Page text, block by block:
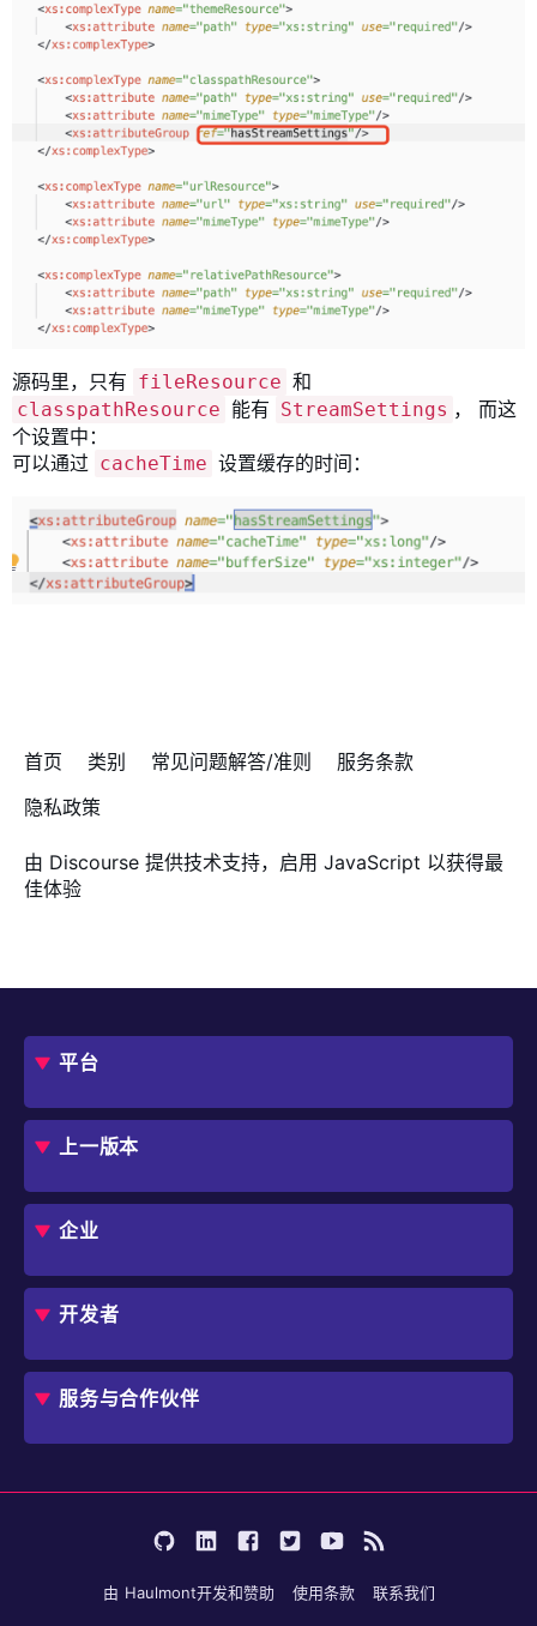
源码里，只有 fileResource 和
classpathResource 能有 StreamSettings ， 而这
个设置中：
可以通过 cacheTime 设置缓存的时间 ：
首页 类别 常见问题解答/准则
服务条款
隐私政策
由 Discourse 提供技术支持，启用 JavaScript 以获得最
佳体验
平台
概述
框架
Studio
扩展组件市场
DevOps 云
业务流程自动化
价格
评估指南
Jmix 适合我的项目吗？
上一版本
CUBA 平台
企业
角色
IT 负责人
独立软件开发商
企业架构师
用户案例
用例
应用程序现代化
避免 SaaS/低代码 供应商费用和限制
内部工作流自动化
开发者
概述
选择 Jmix
开始使用
学习
服务与合作伙伴
培训
咨询
由 Haulmont开发和赞助 使用条款 联系我们